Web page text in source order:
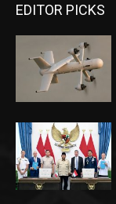
EDITOR PICKS